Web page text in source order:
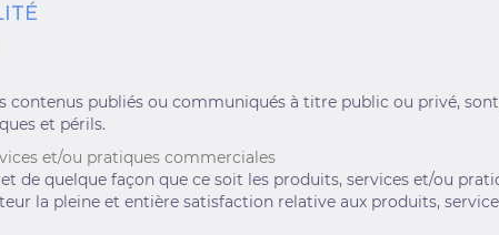
contenus publiés ou communiqués à titre public ou privé,
et périls.
et/ou pratiques commerciales
de quelque façon que ce soit les produits, services et/ou
la pleine et entière satisfaction relative aux produits,